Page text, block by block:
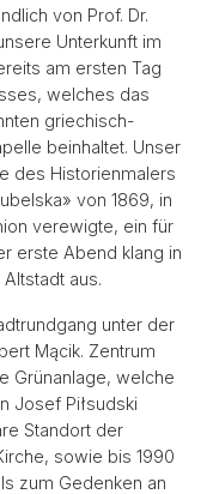
von Prof. Dr.
Unterkunft im
am ersten Tag
welches das
griechisch-
beinhaltet. Unser
des Historienmalers
von 1869, in
verewigte, ein für
erste Abend klang in
aus.
unter der
Mącik. Zentrum
Grünanlage, welche
Josef Piłsudski
Standort der
sowie bis 1990
zum Gedenken an